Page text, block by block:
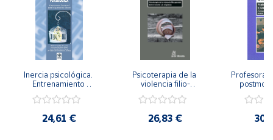
Inercia psicológica.
Entrenamiento
Igualdad de Género.
24,61 €
Psicoterapia de la
violencia filio-
secreto y la
26,83 €